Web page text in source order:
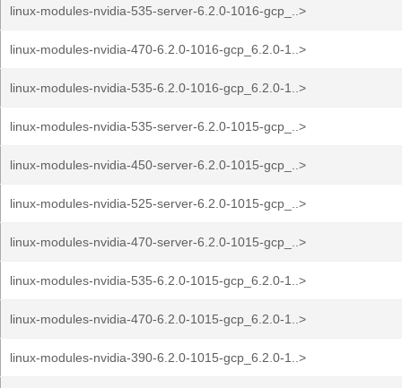
linux-modules-nvidia-535-server-6.2.0-1016-gcp_..>
linux-modules-nvidia-470-6.2.0-1016-gcp_6.2.0-1..>
linux-modules-nvidia-535-6.2.0-1016-gcp_6.2.0-1..>
linux-modules-nvidia-535-server-6.2.0-1015-gcp_..>
linux-modules-nvidia-450-server-6.2.0-1015-gcp_..>
linux-modules-nvidia-525-server-6.2.0-1015-gcp_..>
linux-modules-nvidia-470-server-6.2.0-1015-gcp_..>
linux-modules-nvidia-535-6.2.0-1015-gcp_6.2.0-1..>
linux-modules-nvidia-470-6.2.0-1015-gcp_6.2.0-1..>
linux-modules-nvidia-390-6.2.0-1015-gcp_6.2.0-1..>